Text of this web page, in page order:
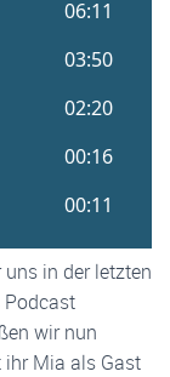
uns in der letzten
Podcast
wir nun
ihr Mia als Gast